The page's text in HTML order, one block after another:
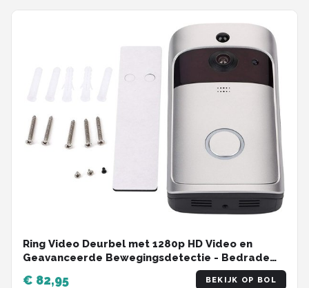
Ring Video Deurbel met 1280p HD Video en
Geavanceerde Bewegingsdetectie - Bedrade
€ 82,95 BEKIJK OP BOL